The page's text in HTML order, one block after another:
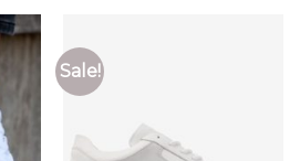
Sale!